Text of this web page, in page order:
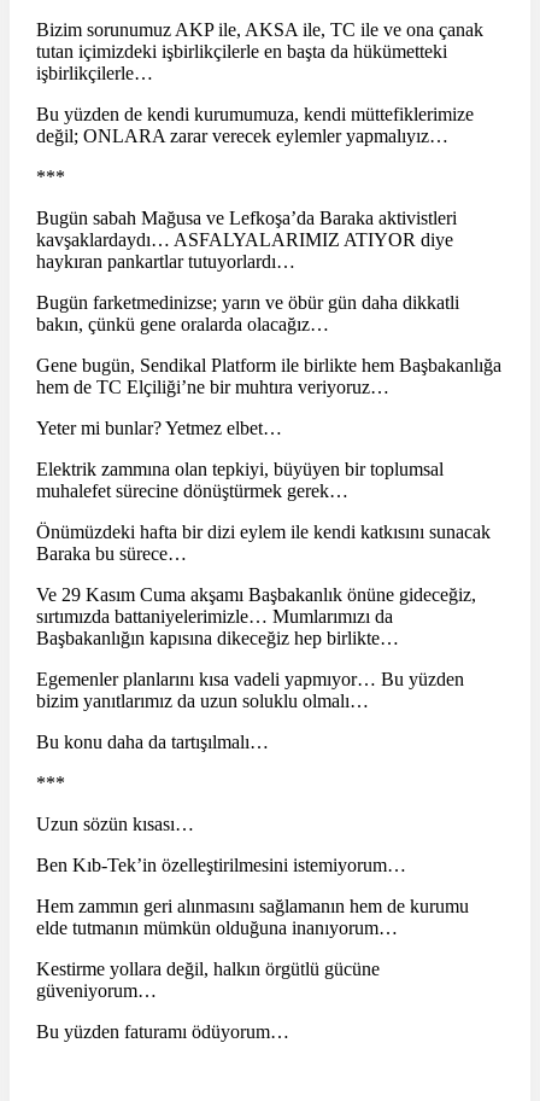
Bizim sorunumuz AKP ile, AKSA ile, TC ile ve ona çanak
tutan içimizdeki işbirlikçilerle en başta da hükümetteki
işbirlikçilerle…
Bu yüzden de kendi kurumumuza, kendi müttefiklerimize
değil; ONLARA zarar verecek eylemler yapmalıyız…
***
Bugün sabah Mağusa ve Lefkoşa’da Baraka aktivistleri
kavşaklardaydı… ASFALYALARIMIZ ATIYOR diye
haykıran pankartlar tutuyorlardı…
Bugün farketmedinizse; yarın ve öbür gün daha dikkatli
bakın, çünkü gene oralarda olacağız…
Gene bugün, Sendikal Platform ile birlikte hem Başbakanlığa
hem de TC Elçiliği’ne bir muhtıra veriyoruz…
Yeter mi bunlar? Yetmez elbet…
Elektrik zammına olan tepkiyi, büyüyen bir toplumsal
muhalefet sürecine dönüştürmek gerek…
Önümüzdeki hafta bir dizi eylem ile kendi katkısını sunacak
Baraka bu sürece…
Ve 29 Kasım Cuma akşamı Başbakanlık önüne gideceğiz,
sırtımızda battaniyelerimizle… Mumlarımızı da
Başbakanlığın kapısına dikeceğiz hep birlikte…
Egemenler planlarını kısa vadeli yapmıyor… Bu yüzden
bizim yanıtlarımız da uzun soluklu olmalı…
Bu konu daha da tartışılmalı…
***
Uzun sözün kısası…
Ben Kıb-Tek’in özelleştirilmesini istemiyorum…
Hem zammın geri alınmasını sağlamanın hem de kurumu
elde tutmanın mümkün olduğuna inanıyorum…
Kestirme yollara değil, halkın örgütlü gücüne
güveniyorum…
Bu yüzden faturamı ödüyorum…